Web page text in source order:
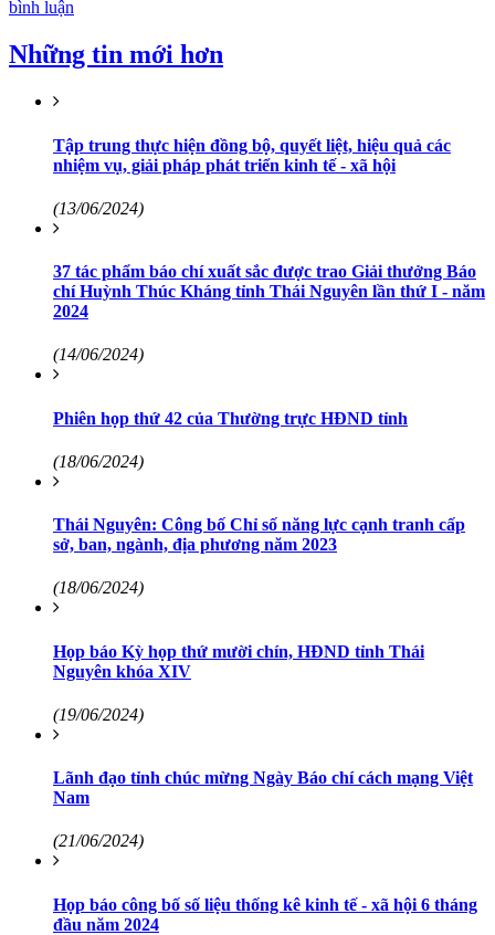
bình luận
Những tin mới hơn
Tập trung thực hiện đồng bộ, quyết liệt, hiệu quả các
nhiệm vụ, giải pháp phát triển kinh tế - xã hội
(13/06/2024)
37 tác phẩm báo chí xuất sắc được trao Giải thưởng Báo
chí Huỳnh Thúc Kháng tỉnh Thái Nguyên lần thứ I - năm
2024
(14/06/2024)
Phiên họp thứ 42 của Thường trực HĐND tỉnh
(18/06/2024)
Thái Nguyên: Công bố Chỉ số năng lực cạnh tranh cấp
sở, ban, ngành, địa phương năm 2023
(18/06/2024)
Họp báo Kỳ họp thứ mười chín, HĐND tỉnh Thái
Nguyên khóa XIV
(19/06/2024)
Lãnh đạo tỉnh chúc mừng Ngày Báo chí cách mạng Việt
Nam
(21/06/2024)
Họp báo công bố số liệu thống kê kinh tế - xã hội 6 tháng
đầu năm 2024